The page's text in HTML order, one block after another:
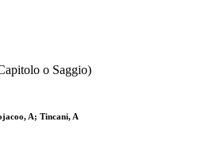
o Saggio)
A; Tincani, A